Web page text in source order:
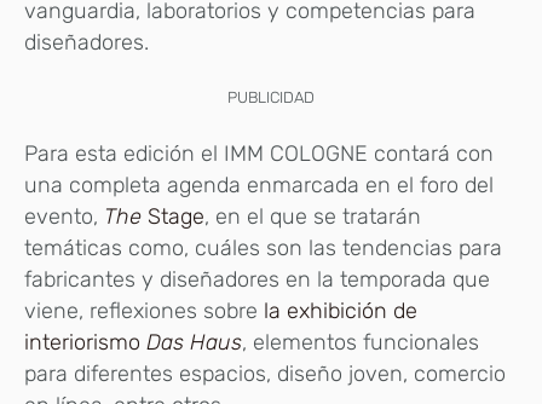
vanguardia, laboratorios y competencias para
diseñadores.
PUBLICIDAD
Para esta edición el IMM COLOGNE contará con
una completa agenda enmarcada en el foro del
evento, The Stage, en el que se tratarán
temáticas como, cuáles son las tendencias para
fabricantes y diseñadores en la temporada que
viene, reflexiones sobre la exhibición de
interiorismo Das Haus, elementos funcionales
para diferentes espacios, diseño joven, comercio